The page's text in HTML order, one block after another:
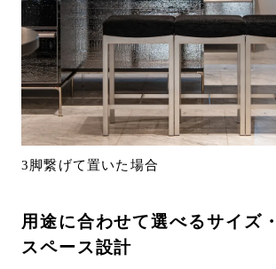
3脚繋げて置いた場合
用途に合わせて選べるサイズ
スペース設計